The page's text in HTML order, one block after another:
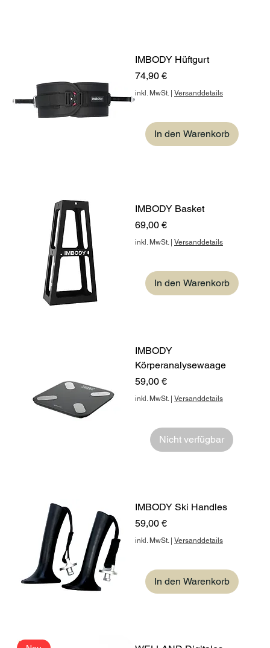
IMBODY Hüftgurt
Preis
74,90 €
inkl. MwSt.| Versanddetails
In den Warenkorb
IMBODY Basket
Preis
69,00 €
inkl. MwSt.| Versanddetails
In den Warenkorb
IMBODY
Körperanalysewaage
Preis
59,00 €
inkl. MwSt.| Versanddetails
Nicht verfügbar
IMBODY Ski Handles
Preis
59,00 €
inkl. MwSt.| Versanddetails
In den Warenkorb